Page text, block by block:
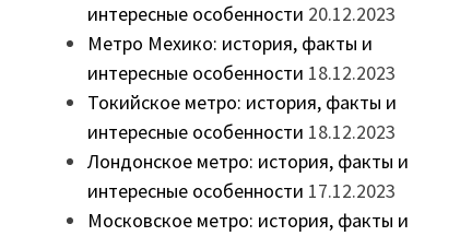
интересные особенности 20.12.2023
Метро Мехико: история, факты и
интересные особенности 18.12.2023
Токийское метро: история, факты и
интересные особенности 18.12.2023
Лондонское метро: история, факты и
интересные особенности 17.12.2023
Московское метро: история, факты и